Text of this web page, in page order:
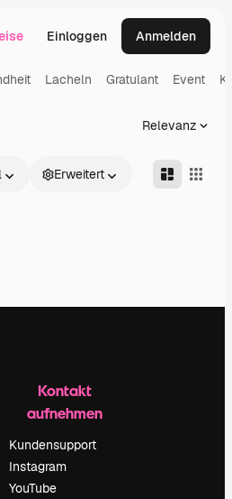
Einloggen Anmelden
Lacheln Gratulant Event
Relevanz
Erweitert
Kontakt
aufnehmen
Kundensupport
Instagram
YouTube